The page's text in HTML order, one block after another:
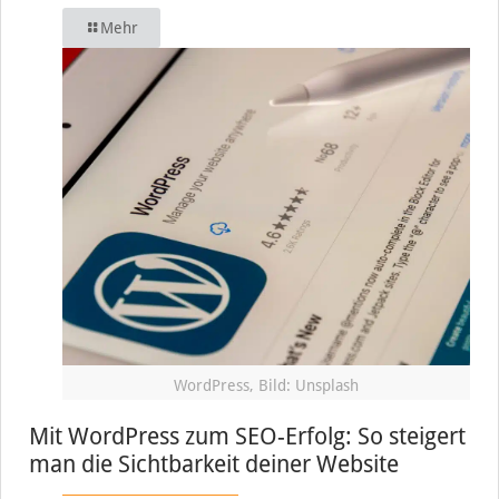
Mehr
WordPress, Bild: Unsplash
Mit WordPress zum SEO-Erfolg: So steigert
man die Sichtbarkeit deiner Website